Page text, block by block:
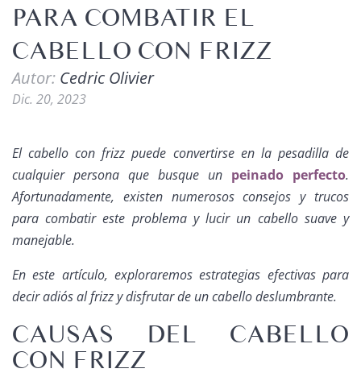
PARA COMBATIR EL
CABELLO CON FRIZZ
Autor: Cedric Olivier
Dic. 20, 2023
El cabello con frizz puede convertirse en la pesadilla de
cualquier persona que busque un peinado perfecto.
Afortunadamente, existen numerosos consejos y trucos
para combatir este problema y lucir un cabello suave y
manejable.
En este artículo, exploraremos estrategias efectivas para
decir adiós al frizz y disfrutar de un cabello deslumbrante.
CAUSAS DEL CABELLO
CON FRIZZ